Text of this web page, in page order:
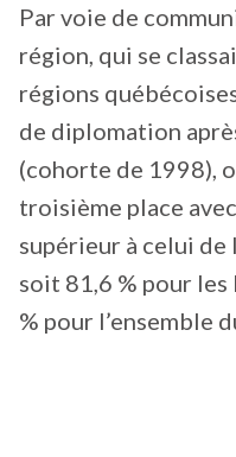
Par voie de
région, qui se
régions
de diplomation
(cohorte de 1998),
troisième place
supérieur à celui de
soit 81,6 % pour
% pour l’ensemble